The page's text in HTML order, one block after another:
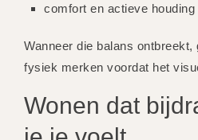
comfort en actieve houding
Wanneer die balans
fysiek merken voordat het
Wonen dat